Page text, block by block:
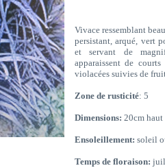
Vivace ressemblant
persistant, arqué, vert
et servant de
apparaissent de
violacées suivies de
Zone de rusticité: 5
Dimensions: 20cm
Ensoleillement: soleil
Temps de floraison: